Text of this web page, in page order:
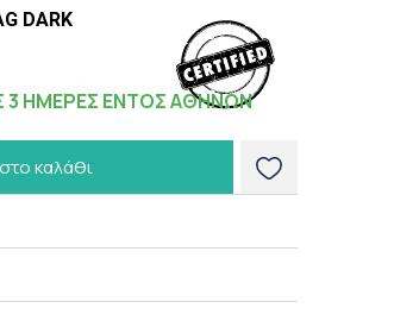
DARK
3 ΗΜΕΡΕΣ ΕΝΤΟΣ ΑΘΗΝΩΝ
καλάθι